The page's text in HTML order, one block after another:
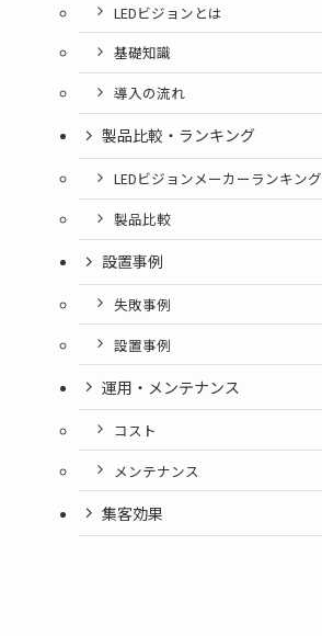
LEDビジョンとは
基礎知識
導入の流れ
製品比較・ランキング
LEDビジョンメーカーランキング
製品比較
設置事例
失敗事例
設置事例
運用・メンテナンス
コスト
メンテナンス
集客効果